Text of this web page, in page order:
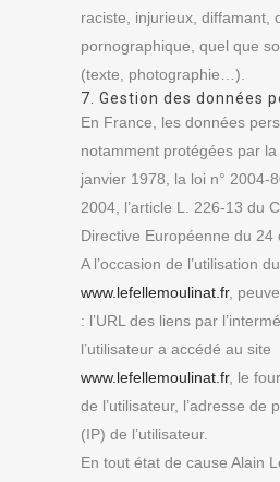
raciste, injurieux, diffamant,
pornographique, quel que
(texte, photographie…).
7. Gestion des données
En France, les données
notamment protégées par
janvier 1978, la loi n° 2004-
2004, l’article L. 226-13 du
Directive Européenne du 24
A l’occasion de l’utilisation
www.lefellemoulinat.fr,
: l’URL des liens par
l’utilisateur a accédé au site
www.lefellemoulinat.fr, le
de l’utilisateur, l’adresse de
(IP) de l’utilisateur.
En tout état de cause Alain